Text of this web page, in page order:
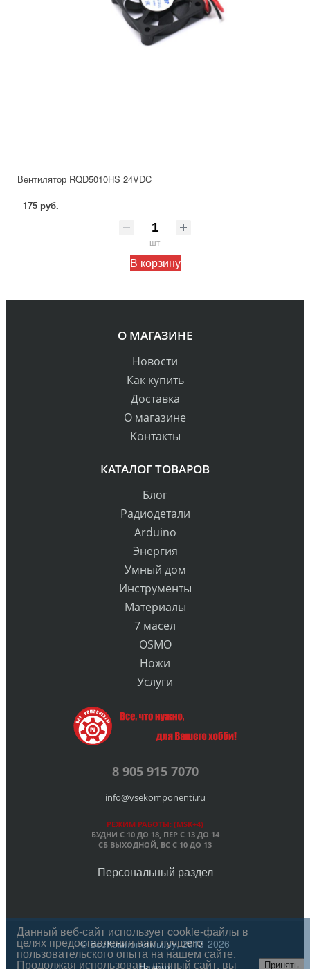
Вентилятор RQD5010HS 24VDC
175 руб.
шт
В корзину
О МАГАЗИНЕ
Новости
Как купить
Доставка
О магазине
Контакты
КАТАЛОГ ТОВАРОВ
Блог
Радиодетали
Arduino
Энергия
Умный дом
Инструменты
Материалы
7 масел
OSMO
Ножи
Услуги
8 905 915 7070
info@vsekomponenti.ru
РЕЖИМ РАБОТЫ: (MSK+4)
БУДНИ С 10 ДО 18, ПЕРС 13 ДО 14
СБ ВЫХОДНОЙ, ВС С 10 ДО 13
Персональный раздел
© ВсеКомпоненты.ру, 2013-2026
Данный веб-сайт использует cookie-файлы в
целях предоставления вам лучшего
пользовательского опыта на нашем сайте.
Продолжая использовать данный сайт, вы Принять